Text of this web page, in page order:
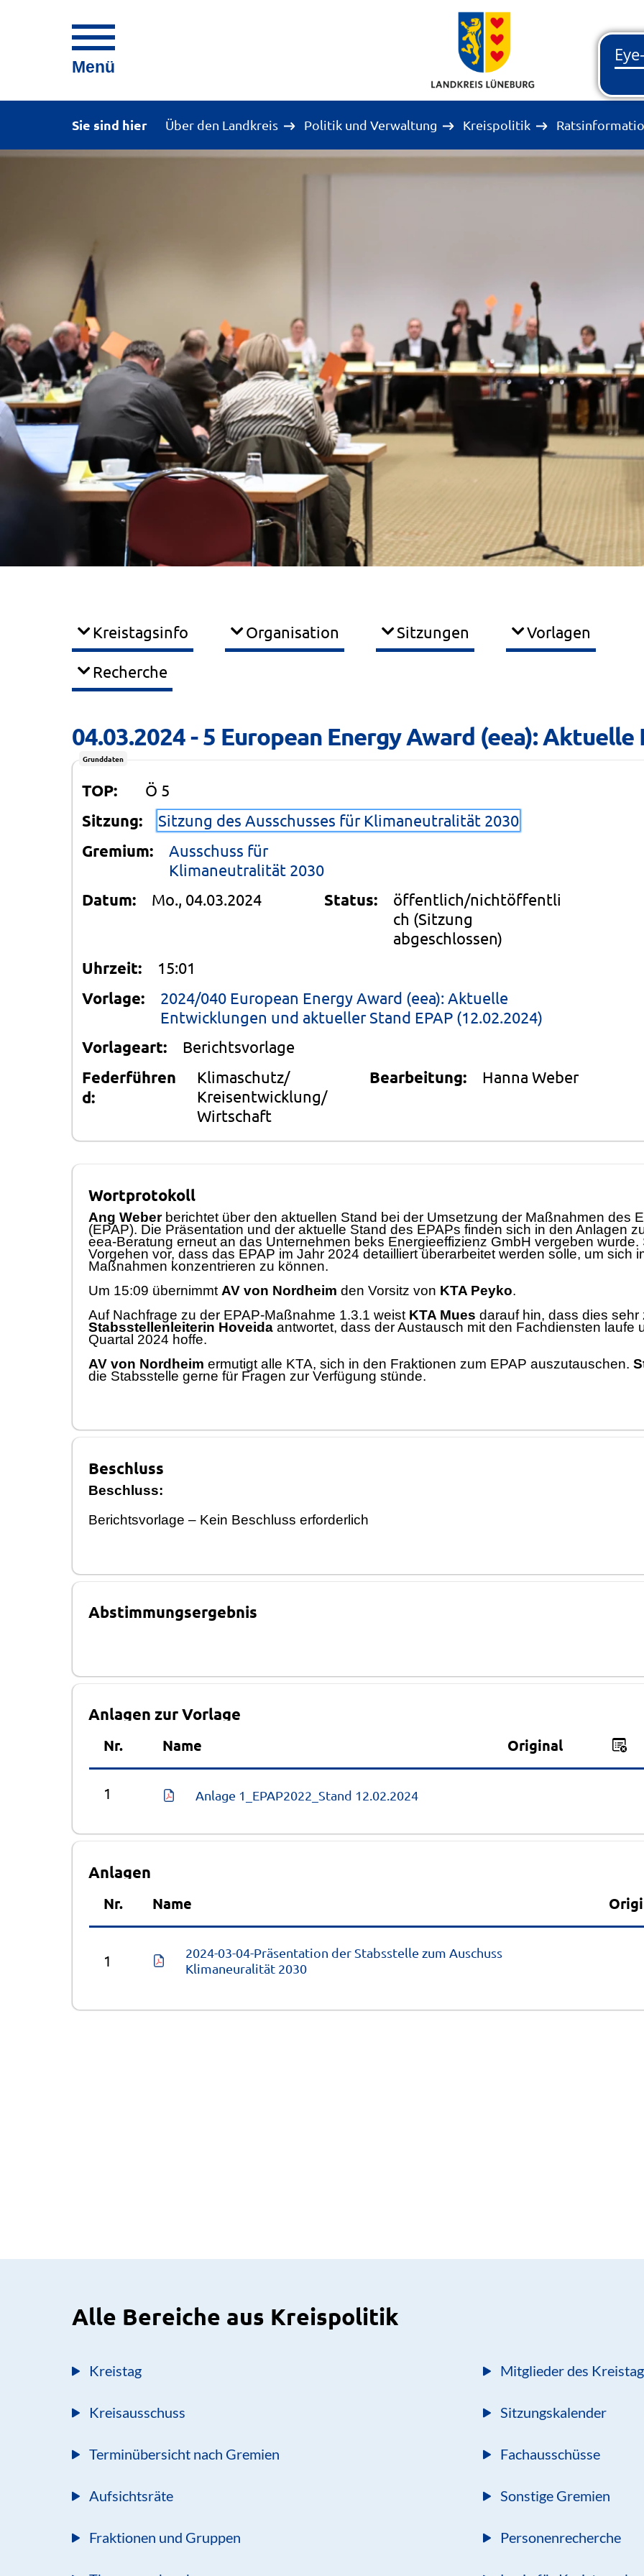
Menü
Sie sind hier Über den Landkreis Politik und Verwaltung Kreispolitik
Kreistagsinfo Organisation Sitzungen Vorlagen
Recherche
04.03.2024 - 5 European Energy Award (eea): Aktuelle
Grunddaten
TOP: Ö 5
Sitzung: Sitzung des Ausschusses für Klimaneutralität 2030
Gremium:
Ausschuss für
Klimaneutralität 2030
Datum: Mo., 04.03.2024 Status:
öffentlich/nichtöffentli
ch (Sitzung
abgeschlossen)
Uhrzeit: 15:01
Vorlage:
2024/040 European Energy Award (eea): Aktuelle
Entwicklungen und aktueller Stand EPAP (12.02.2024)
Vorlageart: Berichtsvorlage
Federführen
d:
Klimaschutz/
Kreisentwicklung/
Wirtschaft
Bearbeitung: Hanna Weber
Wortprotokoll
Ang Weber berichtet über den aktuellen Stand bei der Umsetzung der Maßnahmen des
(EPAP). Die Präsentation und der aktuelle Stand des EPAPs finden sich in den Anlagen
eea-Beratung erneut an das Unternehmen beks Energieeffizienz GmbH vergeben wurde.
Vorgehen vor, dass das EPAP im Jahr 2024 detailliert überarbeitet werden solle, um sich
Maßnahmen konzentrieren zu können.
Um 15:09 übernimmt AV von Nordheim den Vorsitz von KTA Peyko.
Auf Nachfrage zu der EPAP-Maßnahme 1.3.1 weist KTA Mues darauf hin, dass dies sehr
Stabsstellenleiterin Hoveida antwortet, dass der Austausch mit den Fachdiensten
Quartal 2024 hoffe.
AV von Nordheim ermutigt alle KTA, sich in den Fraktionen zum EPAP auszutauschen.
die Stabsstelle gerne für Fragen zur Verfügung stünde.
Beschluss
Beschluss:
Berichtsvorlage – Kein Beschluss erforderlich
Abstimmungsergebnis
Anlagen zur Vorlage
Nr. Name Original
1 Anlage 1_EPAP2022_Stand 12.02.2024
Anlagen
Nr. Name
1
2024-03-04-Präsentation der Stabsstelle zum Auschuss
Klimaneuralität 2030
Alle Bereiche aus Kreispolitik
Kreistag Mitglieder des
Kreisausschuss Sitzungskalender
Terminübersicht nach Gremien Fachausschüsse
Aufsichtsräte Sonstige Gremien
Fraktionen und Gruppen Personenrecherche